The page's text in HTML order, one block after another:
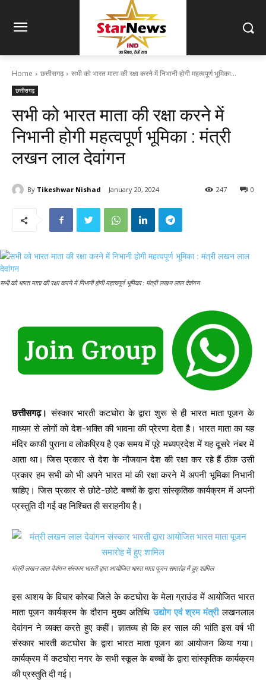
Home छत्तीसगढ़ सभी को भारत माता की रक्षा करने में निभानी होगी महत्वपूर्ण भूमिका...
छत्तीसगढ़
सभी को भारत माता की रक्षा करने में
निभानी होगी महत्वपूर्ण भूमिका : मंत्री
लखन लाल देवांगन
By Tikeshwar Nishad January 20, 2024 0
247
सभी को भारत माता की रक्षा करने में निभानी होगी महत्वपूर्ण भूमिका : मंत्री लखन लाल देवांगन
छत्तीसगढ़। संस्कार भारती कटघोरा के द्वारा शुरू से ही भारत माता पूजन के
माध्यम से लोगों को देश-भक्ति की भावना की प्रेरणा देता है। भारत माता का यह
मंदिर काफी पुराना व लोकप्रिय है एक समय में पूरे मध्यप्रदेश में यह दूसरे नंबर में
आता था। जिस प्रकार से देश के नौजवान देश की रक्षा कर रहे हैं ठीक उसी
प्रकार हम सभी को भी अपने भारत मां की रक्षा करने में अपनी भूमिका निभानी
चाहिए। जिस प्रकार से छोटे-छोटे बच्चों के द्वारा सांस्कृतिक कार्यक्रम में अपनी
प्रस्तुति दी गई वह निश्चित ही सराहनीय है।
मंत्री लखन लाल देवांगन संस्कार भारती द्वारा आयोजित भारत माता पूजन समारोह में हुए शामिल
इस आशय के विचार कोरबा जिले के कटघोरा के मेला ग्राउंड में आयोजित भारत
माता पूजन कार्यक्रम के दौरान मुख्य अतिथिउद्योग एवं श्रम मंत्रीलखनलाल
देवांगन ने व्यक्त करते हुए कहीं। ज्ञातव्य हो कि हर साल की भांति इस वर्ष भी
संस्कार भारती कटघोरा के द्वारा भारत माता पूजन का आयोजन किया गया।
कार्यक्रम में कटघोरा नगर के सभी स्कूल के बच्चों के द्वारा सांस्कृतिक कार्यक्रम
की प्रस्तुति दी गई।